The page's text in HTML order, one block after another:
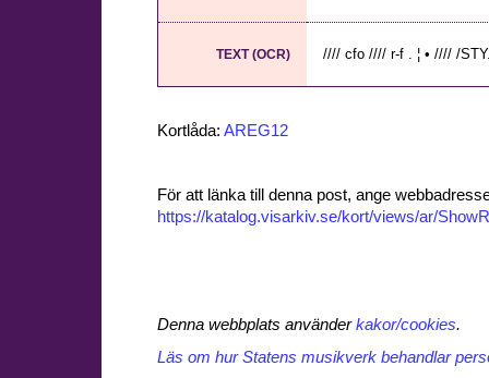
TEXT (OCR) //// cfo //// r-f . ¦ • //// /
Kortlåda: AREG12
För att länka till denna post, ange
https://katalog.visarkiv.se/kort/views/ar/
Denna webbplats använderkakor/cookies.
Läs om hur Statens musikverk behandlar